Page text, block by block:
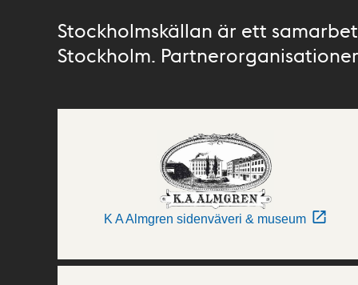
Stockholmskällan är ett
Stockholm.
K A Almgren sidenväveri & museum